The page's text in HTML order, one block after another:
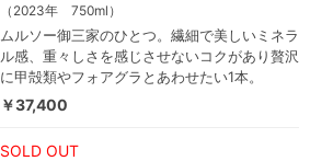
（2023年 750ml）
ムルソー御三家のひとつ。繊細で美しいミネラ
ル感、重々しさを感じさせないコクがあり贅沢
に甲殻類やフォアグラとあわせたい1本。
￥37,400
SOLD OUT